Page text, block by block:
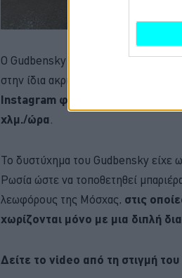
Ο Gudbensky ήταν γνωστός στη
στην ίδια ακριβώς λεωφόρο όπου
Instagram φωτογραφία όπου
χλμ./ώρα.
Το δυστύχημα του Gudbensky είχε
Ρωσία ώστε να τοποθετηθεί
λεωφόρους της Μόσχας, στις
χωρίζονται μόνο με μια διπλή
Δείτε το video από τη στιγμή